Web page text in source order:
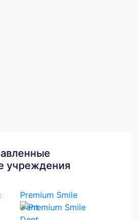
учреждения
Premium Smile
Dent